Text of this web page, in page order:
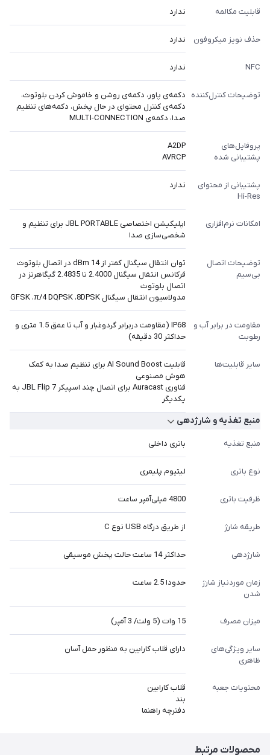
قابلیت مکالمه ندارد
حذف نویز میکروفون ندارد
NFC ندارد
توضیحات کنترل‌کننده
دکمه‌ی پاور، دکمه‌ی روشن و خاموش کردن بلوتوث،
دکمه‌ی کنترل محتوای در حال پخش، دکمه‌های تنظیم
صدا، دکمه‌ی MULTI-CONNECTION
پروفایل‌های
پشتیبانی شده
A2DP
AVRCP
پشتیبانی از محتوای
Hi-Res
ندارد
امکانات نرم‌افزاری
اپلیکیشن اختصاصی JBL PORTABLE برای تنظیم و
شخصی‌سازی صدا
توضیحات اتصال
بی‌سیم
توان انتقال سیگنال کمتر از 14 dBm در اتصال بلوتوث
فرکانس انتقال سیگنال 2.4000 تا 2.4835 گیگاهرتز در
اتصال بلوتوث
مدولاسیون انتقال سیگنال GFSK ،π/4 DQPSK ،8DPSK
مقاومت در برابر آب و
رطوبت
IP68 (مقاومت دربرابر گردوغبار و آب تا عمق 1.5 متری و
حداکثر 30 دقیقه)
سایر قابلیت‌ها
قابلیت AI Sound Boost برای تنظیم صدا به کمک
هوش مصنوعی
فناوری Auracast برای اتصال چند اسپیکر JBL Flip 7 به
یکدیگر
منبع تغذیه و شارژدهی
منبع تغذیه باتری داخلی
نوع باتری لیتیوم پلیمری
ظرفیت باتری 4800 میلی‌آمپر ساعت
طریقه شارژ از طریق درگاه USB نوع C
شارژدهی حداکثر 14 ساعت حالت پخش موسیقی
زمان موردنیاز شارژ
شدن
حدودا 2.5 ساعت
میزان مصرف 15 وات (5 ولت/ 3 آمپر)
سایر ویژگی‌های
ظاهری
دارای قلاب کارابین به منظور حمل آسان
محتویات جعبه
قلاب کارابین
بند
دفترچه راهنما
محصولات مرتبط